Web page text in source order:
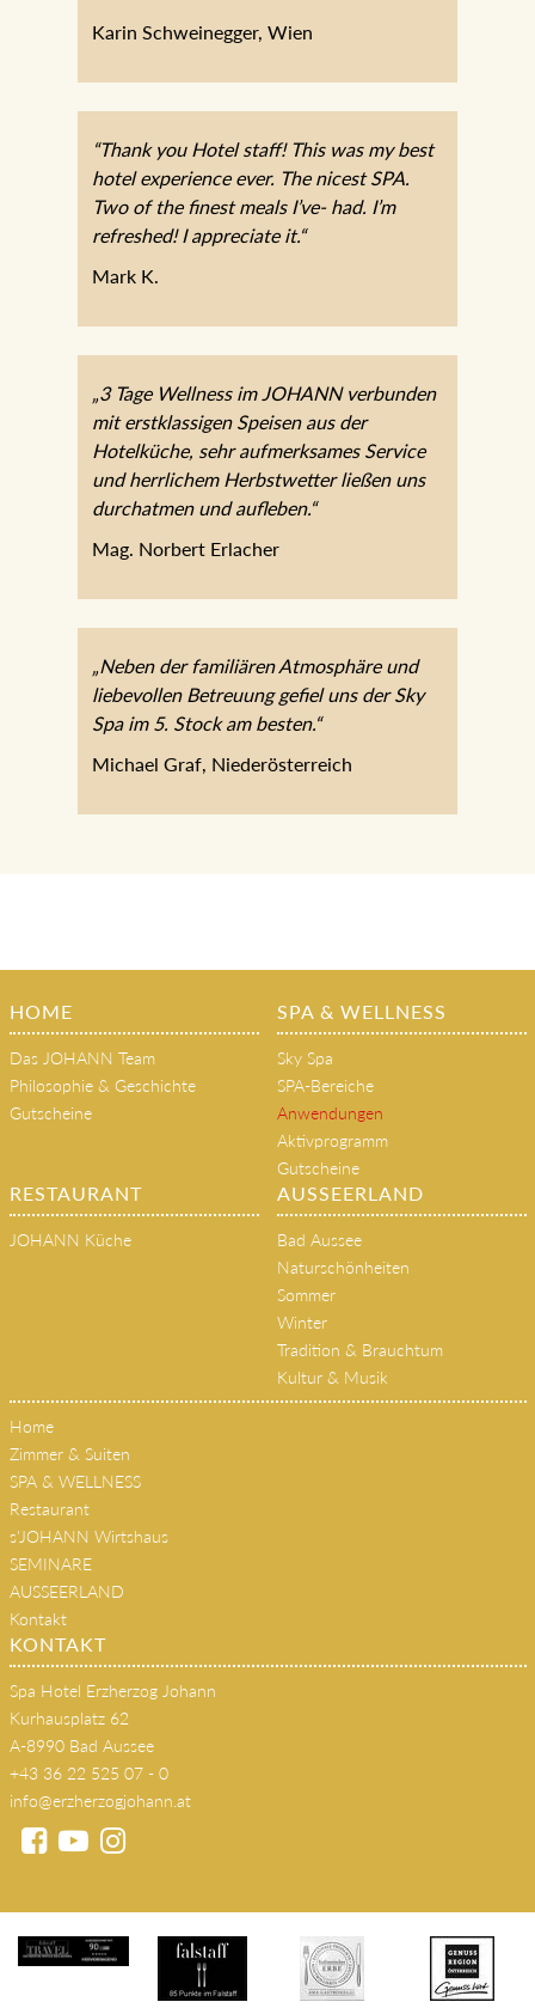
Karin Schweinegger, Wien
“Thank you Hotel staff! This was my best
hotel experience ever. The nicest SPA.
Two of the finest meals I’ve- had. I’m
refreshed! I appreciate it.“
Mark K.
„3 Tage Wellness im JOHANN verbunden
mit erstklassigen Speisen aus der
Hotelküche, sehr aufmerksames Service
und herrlichem Herbstwetter ließen uns
durchatmen und aufleben.“
Mag. Norbert Erlacher
„Neben der familiären Atmosphäre und
liebevollen Betreuung gefiel uns der Sky
Spa im 5. Stock am besten.“
Michael Graf, Niederösterreich
HOME
Das JOHANN Team
Philosophie & Geschichte
Gutscheine
SPA & WELLNESS
Sky Spa
SPA-Bereiche
Anwendungen
Aktivprogramm
Gutscheine
RESTAURANT
JOHANN Küche
AUSSEERLAND
Bad Aussee
Naturschönheiten
Sommer
Winter
Tradition & Brauchtum
Kultur & Musik
Home
Zimmer & Suiten
SPA & WELLNESS
Restaurant
s'JOHANN Wirtshaus
SEMINARE
AUSSEERLAND
Kontakt
KONTAKT
Spa Hotel Erzherzog Johann
Kurhausplatz 62
A-8990 Bad Aussee
+43 36 22 525 07 - 0
info@erzherzogjohann.at